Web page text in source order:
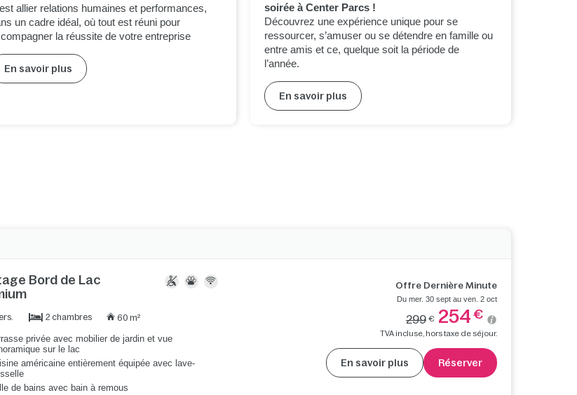
allier relations humaines et performances,
un cadre idéal, où tout est réuni pour
la réussite de votre entreprise
En savoir plus
soirée à Center Parcs !
Découvrez une expérience unique pour se
ressourcer, s’amuser ou se détendre en famille ou
entre amis et ce, quelque soit la période de
l’année.
En savoir plus
Bord de Lac
2 chambres 60 m²
privée avec mobilier de jardin et vue
sur le lac
américaine entièrement équipée avec lave-
de bains avec bain à remous
Offre Dernière Minute
Du mer. 30 sept au ven. 2 oct
299 € 254 €
TVA incluse, hors taxe de séjour.
En savoir plus Réserver